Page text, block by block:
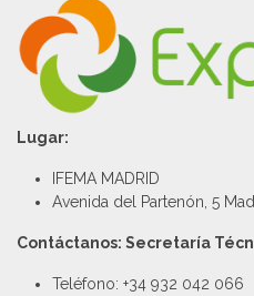
Lugar:
IFEMA MADRID
Avenida del Partenón, 5
Contáctanos: Secretaría
Teléfono: +34 932 042 066